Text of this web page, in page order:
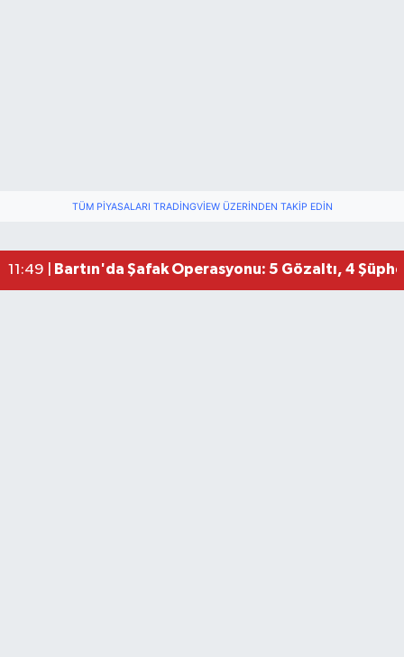
TÜM PIYASALARI TRADINGVIEW ÜZERINDEN TAKIP EDIN
11:49 | Bartın'da Şafak Operasyonu: 5 Gözaltı, 4